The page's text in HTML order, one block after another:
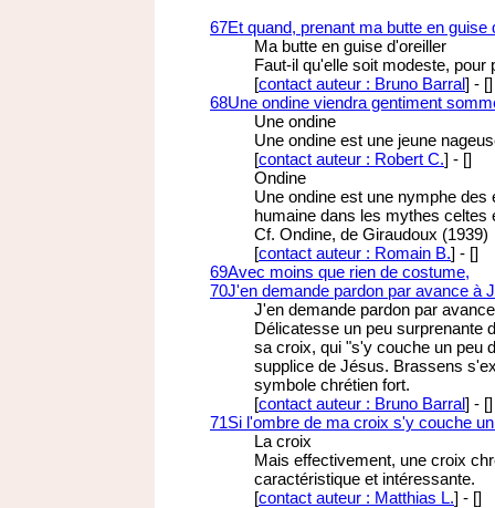
67Et quand, prenant ma butte en guise
Ma butte en guise d'oreiller
Faut-il qu'elle soit modeste, pour
[contact auteur : Bruno Barral] - []
68Une ondine viendra gentiment
Une ondine
Une ondine est une jeune
[contact auteur : Robert C.] - []
Ondine
Une ondine est une nymphe
humaine dans les mythes celtes
Cf. Ondine, de Giraudoux (1939)
[contact auteur : Romain B.] - []
69Avec moins que rien de costume,
70J'en demande pardon par avance à
J'en demande pardon par
Délicatesse un peu surprenante
sa croix, qui "s'y couche un peu
supplice de Jésus. Brassens
symbole chrétien fort.
[contact auteur : Bruno Barral] - []
71Si l'ombre de ma croix s'y couche
La croix
Mais effectivement, une croix
caractéristique et intéressante.
[contact auteur : Matthias L.] - []